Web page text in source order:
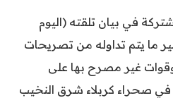
في بيان تلقته (اليوم
ما يتم تداوله من تصريحات
غير مصرح بها على
في صحراء كربلاء شرق النخيب